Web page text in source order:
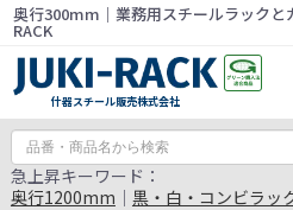
奥行300mm｜業務用スチールラックと
RACK
什器スチール販売株式会社
急上昇キーワード：
奥行1200mm ｜ 黒・白・コンビラッ